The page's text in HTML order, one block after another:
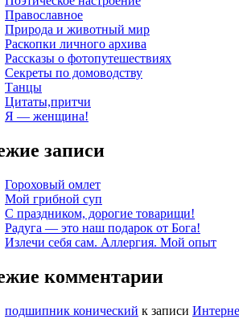
Православное
Природа и животный мир
Раскопки личного архива
Рассказы о фотопутешествиях
Секреты по домоводству
Танцы
Цитаты,притчи
Я — женщина!
записи
Гороховый омлет
Мой грибной суп
С праздником, дорогие товарищи!
Радуга — это наш подарок от Бога!
Излечи себя сам. Аллергия. Мой опыт
комментарии
подшипник конический к записи